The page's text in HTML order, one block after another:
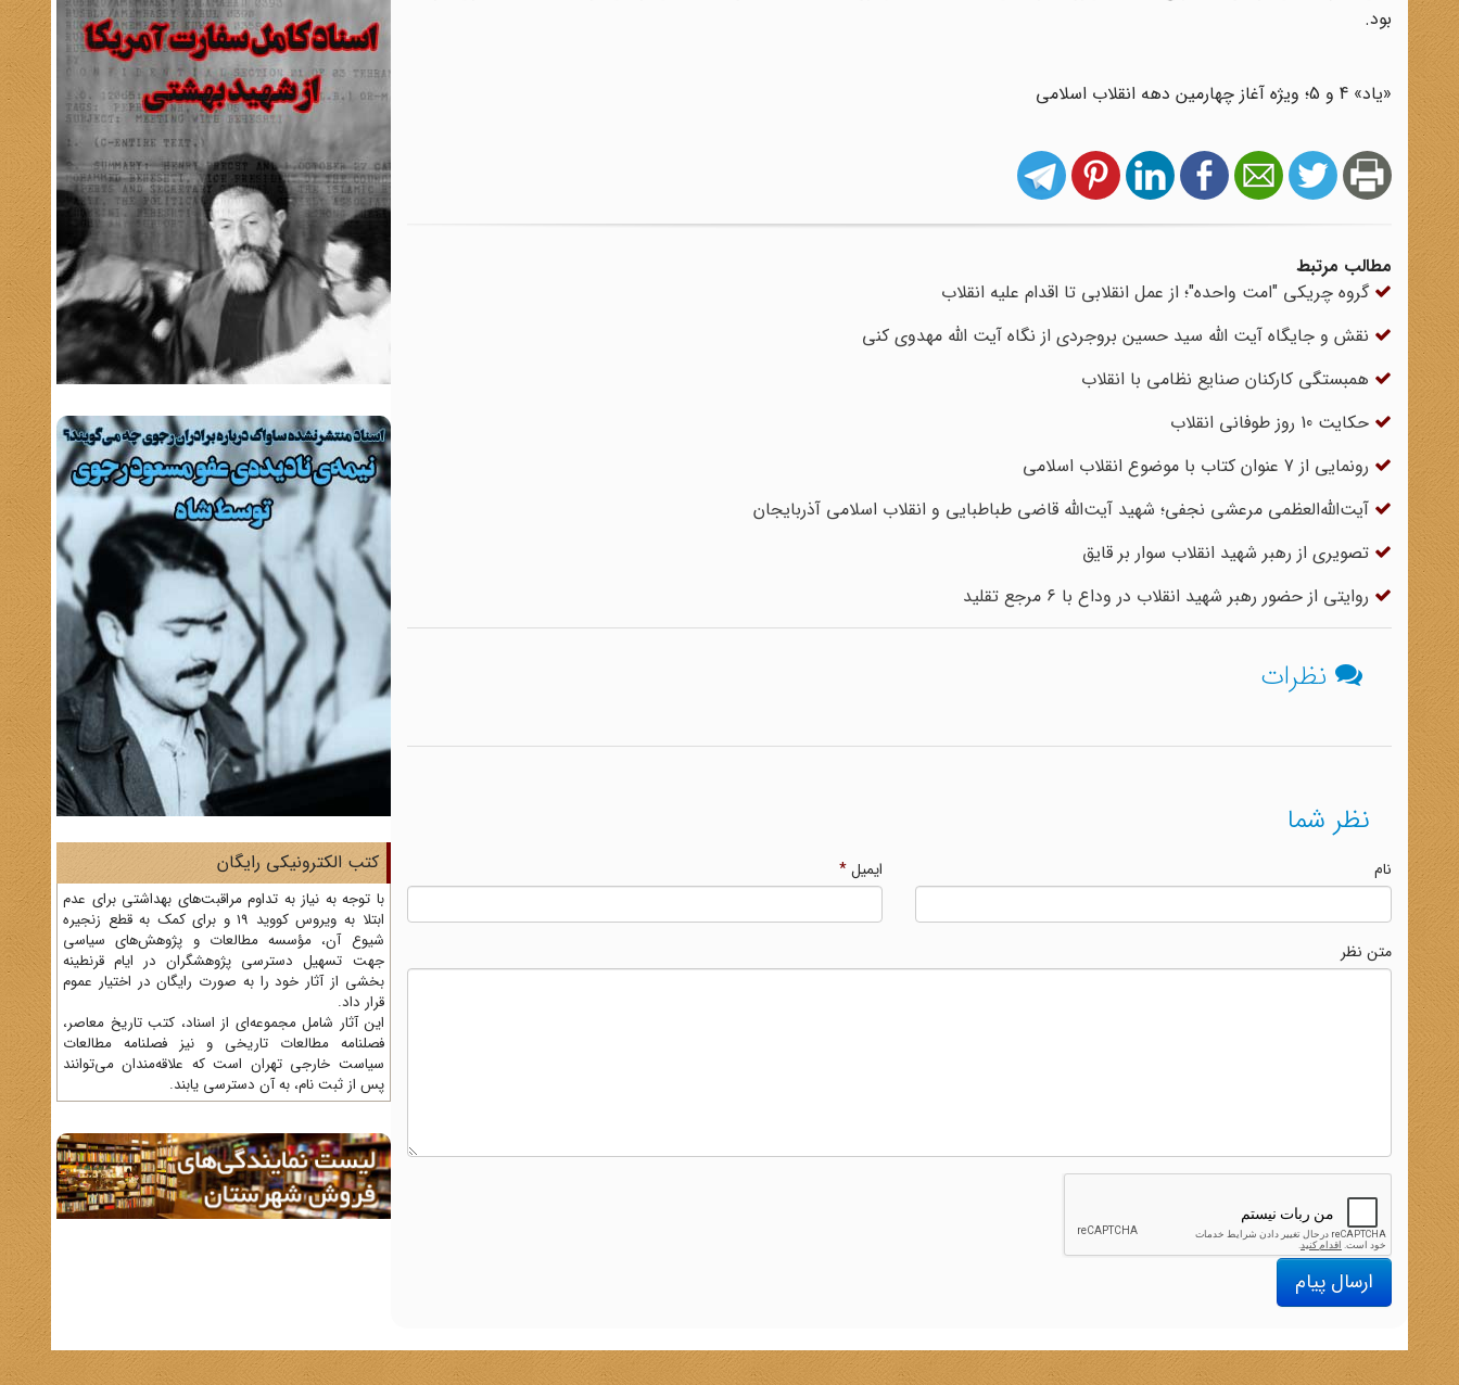
بود.
«یاد» 4 و 5؛ ویژه آغاز چهارمین دهه انقلاب اسلامی
مطالب مرتبط
گروه چریکی "امت واحده"؛ از عمل انقلابی تا اقدام علیه انقلاب
نقش و جایگاه آیت الله سید حسین بروجردی از نگاه آیت الله مهدوی کنی
همبستگی کارکنان صنایع نظامی با انقلاب
حکایت 10 روز طوفانی انقلاب
رونمایی از 7 عنوان کتاب‌ با موضوع انقلاب اسلامی
آیت‌الله‌العظمی مرعشی نجفی؛ شهید آیت‌الله قاضی طباطبایی و انقلاب اسلامی آذربایجان
تصویری از رهبر شهید انقلاب سوار بر قایق
روایتی از حضور رهبر شهید انقلاب در وداع با ۶ مرجع تقلید
نظرات
نظر شما
نام ایمیل*
متن نظر
ارسال پیام
کتب الکترونیکی رایگان
با توجه به نیاز به تداوم مراقبت‌های بهداشتی برای عدم
ابتلا به ویروس کووید 19 و برای کمک به قطع زنجیره
شیوع آن، مؤسسه مطالعات و پژوهش‌های سیاسی
جهت تسهیل دسترسی پژوهشگران در ایام قرنطینه
بخشی از آثار خود را به صورت رایگان در اختیار عموم
قرار داد.
این آثار شامل مجموعه‌ای از اسناد، کتب تاریخ معاصر،
فصلنامه‌ مطالعات تاریخی و نیز فصلنامه مطالعات
سیاست خارجی تهران است که علاقه‌مندان می‌توانند
پس از ثبت نام، به آن دسترسی یابند.